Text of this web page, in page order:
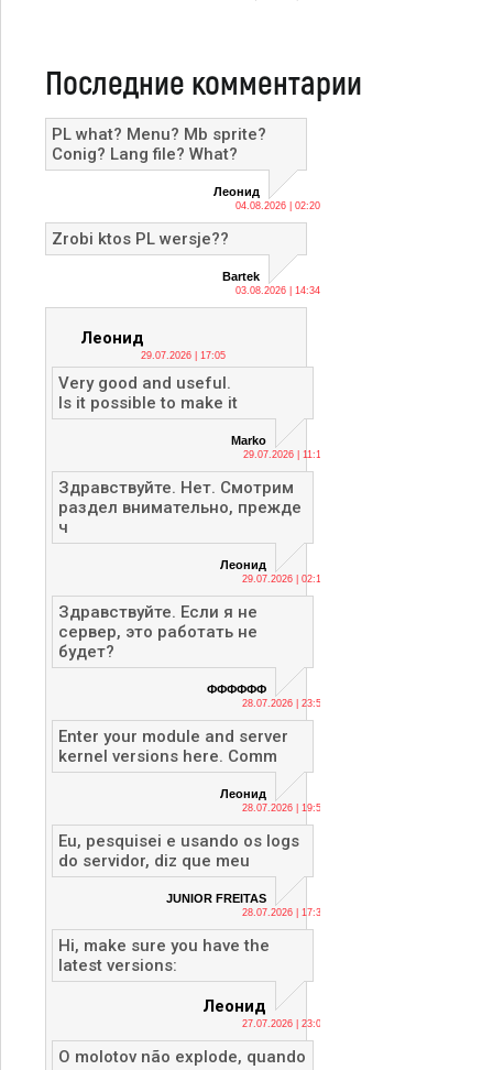
Последние комментарии
PL what? Menu? Mb sprite?
Conig? Lang file? What?
Леонид
04.08.2026 | 02:20
Zrobi ktos PL wersje??
Bartek
03.08.2026 | 14:34
Леонид
29.07.2026 | 17:05
Very good and useful.
Is it possible to make it
Marko
29.07.2026 | 11:13
Здравствуйте. Нет. Смотрим
раздел внимательно, прежде
ч
Леонид
29.07.2026 | 02:12
Здравствуйте. Если я не
сервер, это работать не
будет?
ФФФФФФ
28.07.2026 | 23:56
Enter your module and server
kernel versions here. Comm
Леонид
28.07.2026 | 19:53
Eu, pesquisei e usando os logs
do servidor, diz que meu
JUNIOR FREITAS
28.07.2026 | 17:36
Hi, make sure you have the
latest versions:
Леонид
27.07.2026 | 23:04
O molotov não explode, quando